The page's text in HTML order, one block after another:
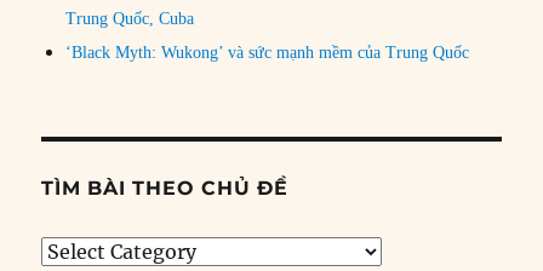
Trung Quốc, Cuba
‘Black Myth: Wukong’ và sức mạnh mềm của Trung Quốc
TÌM BÀI THEO CHỦ ĐỀ
Tìm